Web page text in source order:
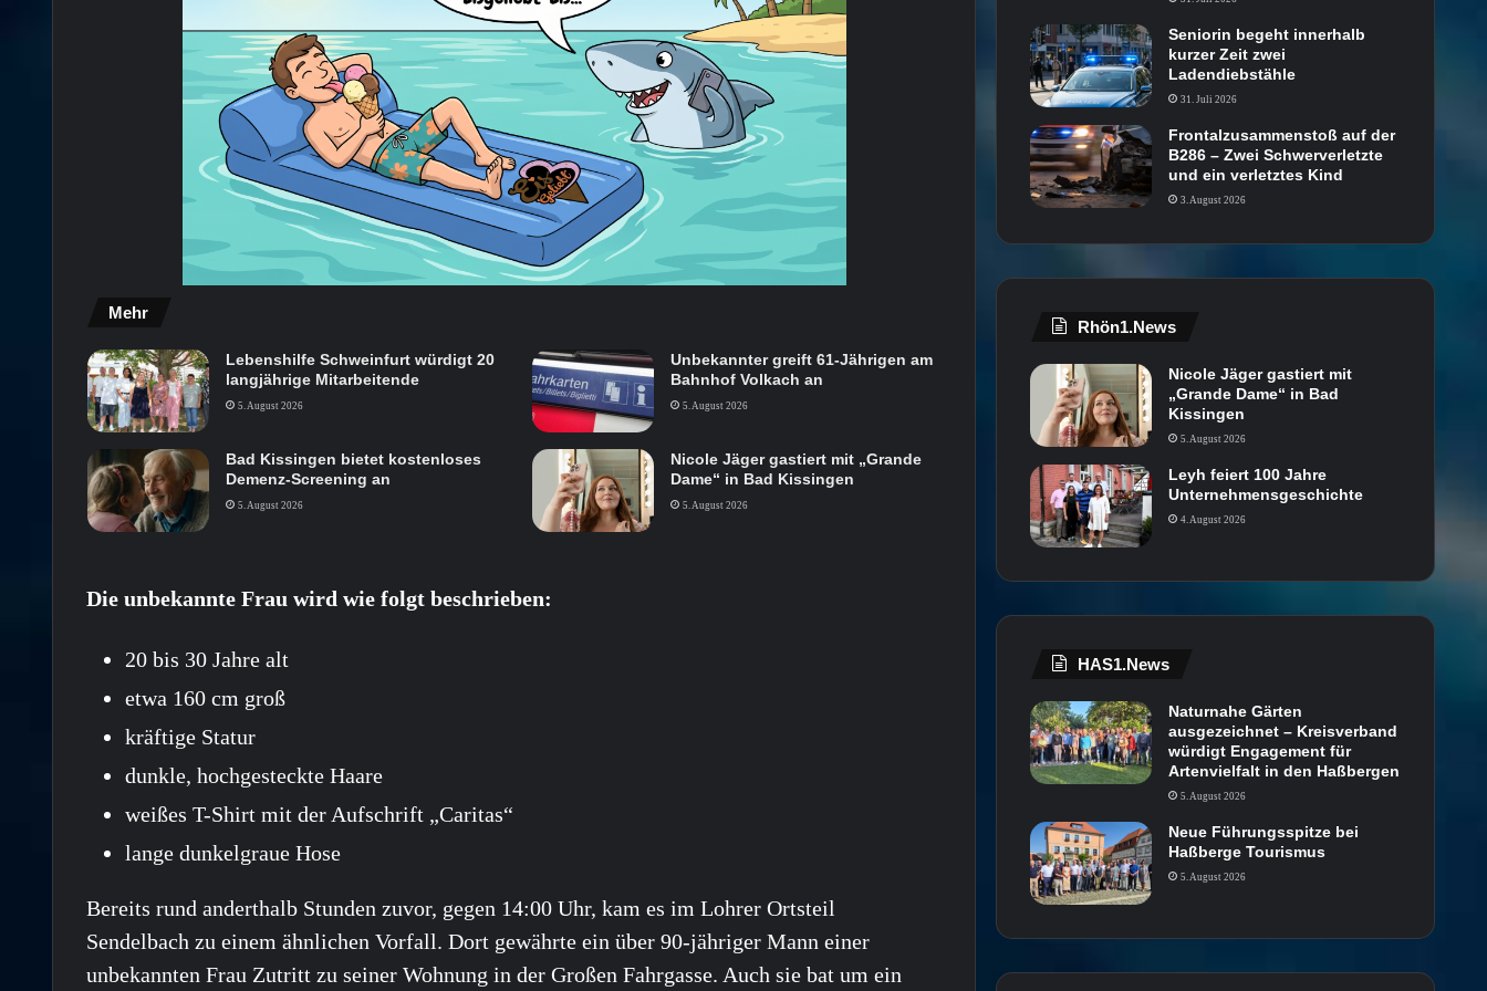
Mehr
Lebenshilfe Schweinfurt würdigt 20
langjährige Mitarbeitende
5. August 2026
Unbekannter greift 61-Jährigen am
Bahnhof Volkach an
5. August 2026
Bad Kissingen bietet kostenloses
Demenz-Screening an
5. August 2026
Nicole Jäger gastiert mit „Grande
Dame“ in Bad Kissingen
5. August 2026
Die unbekannte Frau wird wie folgt beschrieben:
20 bis 30 Jahre alt
etwa 160 cm groß
kräftige Statur
dunkle, hochgesteckte Haare
weißes T-Shirt mit der Aufschrift „Caritas“
lange dunkelgraue Hose
Bereits rund anderthalb Stunden zuvor, gegen 14:00 Uhr, kam es im Lohrer Ortsteil
Sendelbach zu einem ähnlichen Vorfall. Dort gewährte ein über 90-jähriger Mann einer
unbekannten Frau Zutritt zu seiner Wohnung in der Großen Fahrgasse. Auch sie bat um ein
Seniorin begeht innerhalb
kurzer Zeit zwei
Ladendiebstähle
31. Juli 2026
Frontalzusammenstoß auf der
B286 – Zwei Schwerverletzte
und ein verletztes Kind
3. August 2026
Rhön1.News
Nicole Jäger gastiert mit
„Grande Dame“ in Bad
Kissingen
5. August 2026
Leyh feiert 100 Jahre
Unternehmensgeschichte
4. August 2026
HAS1.News
Naturnahe Gärten
ausgezeichnet – Kreisverband
würdigt Engagement für
Artenvielfalt in den Haßbergen
5. August 2026
Neue Führungsspitze bei
Haßberge Tourismus
5. August 2026